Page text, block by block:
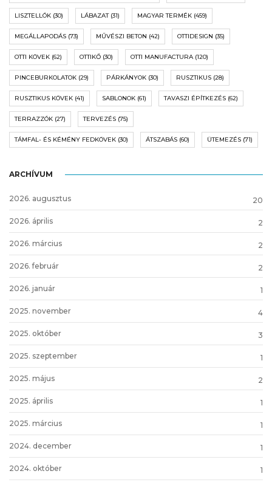
LISZTELLÓK (30) LÁBAZAT(31) MAGYAR TERMÉK (459)
MEGÁLLAPODÁS (73) MŰVÉSZI BETON (42) OTTIDESIGN (35)
OTTI KÖVEK (62) OTTIKŐ (30) OTTI MANUFACTURA(120)
PINCEBURKOLATOK (29) PÁRKÁNYOK (30) RUSZTIKUS (28)
RUSZTIKUS KÖVEK (41) SABLONOK (61) TAVASZI ÉPÍTKEZÉS (62)
TERRAZZÓK (27) TERVEZÉS (75)
TÁMFAL- ÉS KÉMÉNY FEDKÖVEK (30) ÁTSZABÁS (60) ÜTEMEZÉS (71)
ARCHÍVUM
2026. augusztus 20
2026. április 2
2026. március 2
2026. február 2
2026. január 1
2025. november 4
2025. október 3
2025. szeptember 1
2025. május 2
2025. április 1
2025. március 1
2024. december 1
2024. október 1